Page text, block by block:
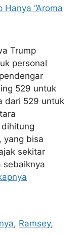
Trump
personal
529 untuk
dari 529 untuk
yang bisa
sekitar
sebaiknya
, Ramsey,